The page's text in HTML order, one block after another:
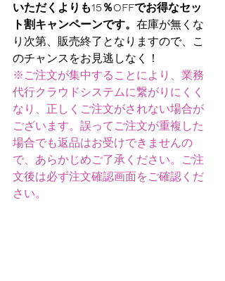
いただくよりも15％OFFでお得なセッ
ト割キャンペーンです。 在庫が無くな
り次第、販売終了となりますので、こ
のチャンスをお見逃しなく！
※ご注文が集中することにより、業務
代行クラウドシステムに繋がりにくく
なり、正しくご注文がされない場合が
ございます。誤ってご注文が重複した
場合でも返品はお受けできませんの
で、あらかじめご了承ください。ご注
文後は必ず注文確認画面をご確認くだ
さい。